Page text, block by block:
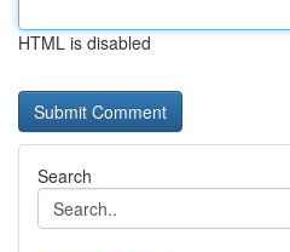
HTML is disabled
Search